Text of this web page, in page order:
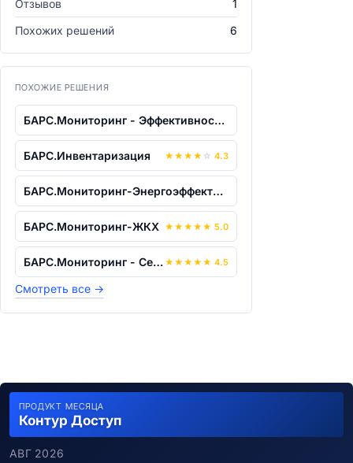
Отзывов
1
Похожих решений
6
ПОХОЖИЕ РЕШЕНИЯ
БАРС.Мониторинг - Эффективность Управл...
БАРС.Инвентаризация ★ ★ ★ ★ ☆ 4.3
БАРС.Мониторинг-Энергоэффективность
БАРС.Мониторинг-ЖКХ ★ ★ ★ ★ ★ 5.0
БАРС.Мониторинг - Сельское хозяйство ★ ★ ★ ★ ★ 4.5
Смотреть все →
ПРОДУКТ МЕСЯЦА
Контур Доступ
АВГ 2026